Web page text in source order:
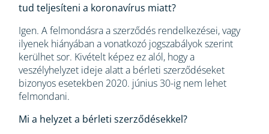
tud teljesíteni a koronavírus miatt?
Igen. A felmondásra a szerződés rendelkezései, vagy
ilyenek hiányában a vonatkozó jogszabályok szerint
kerülhet sor. Kivételt képez ez alól, hogy a
veszélyhelyzet ideje alatt a bérleti szerződéseket
bizonyos esetekben 2020. június 30-ig nem lehet
felmondani.
Mi a helyzet a bérleti szerződésekkel?